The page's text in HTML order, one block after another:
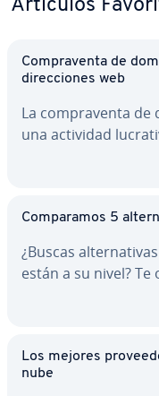
Artículos
Co­m­pra­ve­n­ta de
di­re­c­cio­nes web
La co­m­pra­ve­n­ta
una actividad
Co­m­pa­ra­mos 5
¿Buscas
están a su nivel?
Los mejores
nube